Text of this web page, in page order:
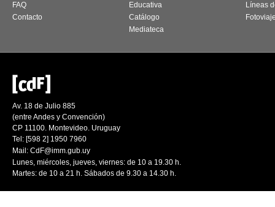
FAQ
Contacto
Educativa
Catálogo
Mediateca
Líneas
Av. 18 de Julio 885
(entre Andes y Convención)
CP 11100. Montevideo. Uruguay
Tel: [598 2] 1950 7960
Mail: CdF@imm.gub.uy
Lunes, miércoles, jueves, viernes: de 10 a 19.30 h.
Martes: de 10 a 21 h. Sábados de 9.30 a 14.30 h.